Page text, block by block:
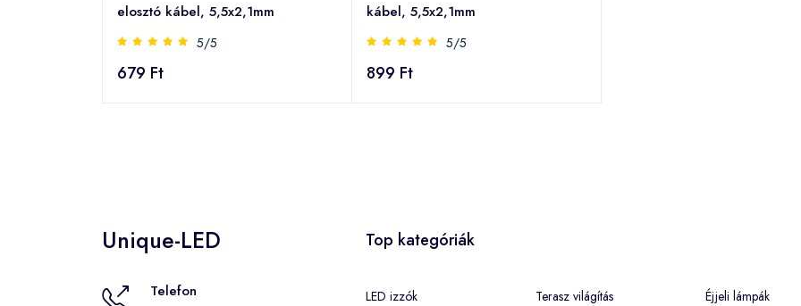
elosztó kábel, 5,5x2,1mm
5/5
679 Ft
kábel, 5,5x2,1mm
5/5
899 Ft
Unique-LED
Telefon
Top kategóriák
LED izzók
Terasz világítás
Éjjeli lámpák